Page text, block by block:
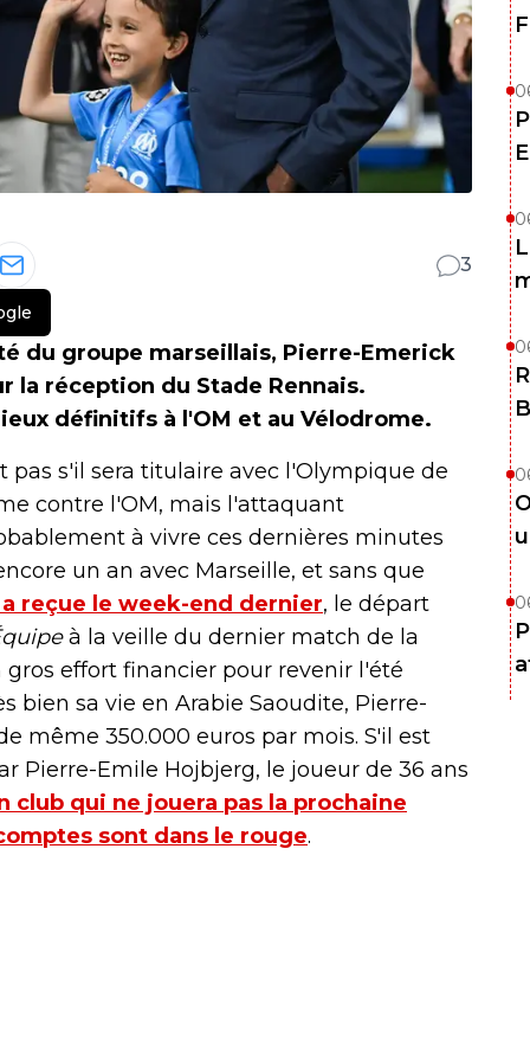
3
du groupe marseillais, Pierre-Emerick
la réception du Stade Rennais.
définitifs à l'OM et au Vélodrome.
s'il sera titulaire avec l'Olympique de
contre l'OM, mais l'attaquant
à vivre ces dernières minutes
un an avec Marseille, et sans que
reçue le week-end dernier, le départ
à la veille du dernier match de la
gros effort financier pour revenir l'été
bien sa vie en Arabie Saoudite, Pierre-
même 350.000 euros par mois. S'il est
Pierre-Emile Hojbjerg, le joueur de 36 ans
club qui ne jouera pas la prochaine
sont dans le rouge.